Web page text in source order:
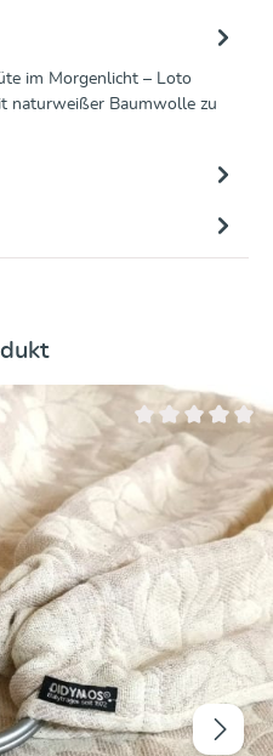
im Morgenlicht – Loto
naturweißer Baumwolle zu
Durchschnittliche